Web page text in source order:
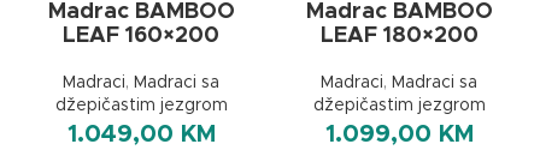
Madrac BAMBOO
LEAF 160×200
Madraci, Madraci sa
džepičastim jezgrom
1.049,00 KM
Madrac BAMBOO
LEAF 180×200
Madraci, Madraci sa
džepičastim jezgrom
1.099,00 KM